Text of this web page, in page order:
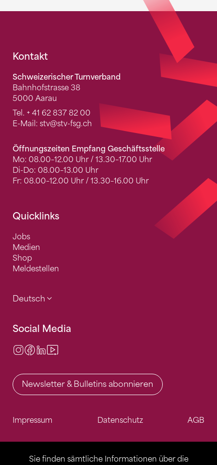
Sie finden sämtliche Informationen über die
Fusszeile
Kontakt
Schweizerischer Turnverband
Bahnhofstrasse 38
5000 Aarau
Tel. + 41 62 837 82 00
E-Mail: stv@stv-fsg.ch
Öffnungszeiten Empfang Geschäftsstelle
Mo: 08.00–12.00 Uhr / 13.30–17.00 Uhr
Di-Do: 08.00–13.00 Uhr
Fr: 08.00–12.00 Uhr / 13.30–16.00 Uhr
Quicklinks
Jobs
Medien
Shop
Meldestellen
Deutsch
Social Media
Instagram
Facebook
LinkedIn
Newsletter & Bulletins abonnieren
Impressum Datenschutz AGB